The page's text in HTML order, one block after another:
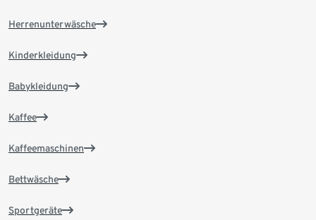
Herrenunterwäsche
Kinderkleidung
Babykleidung
Kaffee
Kaffeemaschinen
Bettwäsche
Sportgeräte